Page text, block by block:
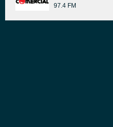
97.4 FM